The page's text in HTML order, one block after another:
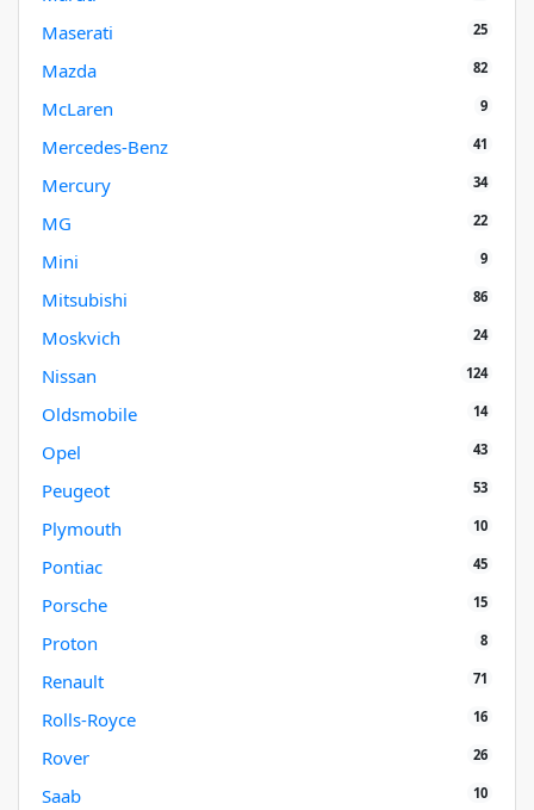
Maserati 25
Mazda 82
McLaren 9
Mercedes-Benz 41
Mercury 34
MG 22
Mini 9
Mitsubishi 86
Moskvich 24
Nissan 124
Oldsmobile 14
Opel 43
Peugeot 53
Plymouth 10
Pontiac 45
Porsche 15
Proton 8
Renault 71
Rolls-Royce 16
Rover 26
Saab 10